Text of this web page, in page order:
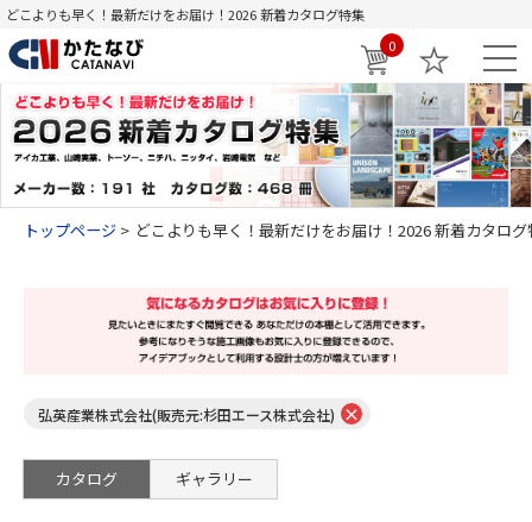
どこよりも早く！最新だけをお届け！2026 新着カタログ特集
0
トップページ どこよりも早く！最新だけをお届け！2026 新着カタログ
弘英産業株式会社(販売元:杉田エース株式会社) ×
カタログ ギャラリー